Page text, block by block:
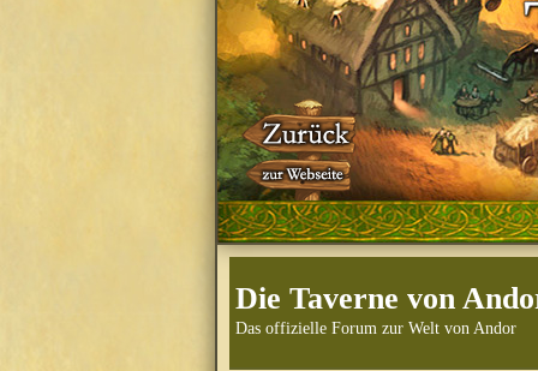
Die Taverne von
Das offizielle Forum zur Welt von Andor